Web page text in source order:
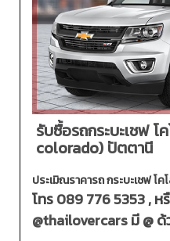
รับซื้อรถกระบะเชฟ
colorado) ปัตตานี
ประเมิณราคารถ กระบะเชฟ
โทร089 776 5353, ห
@thailovercarsมี @